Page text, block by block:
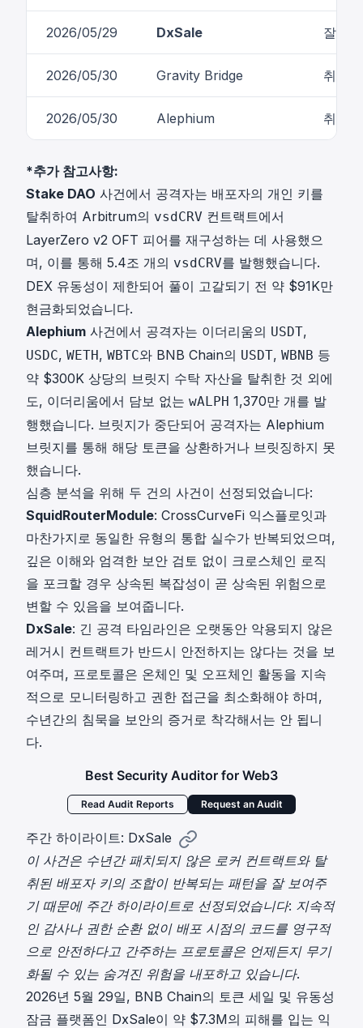
2026/05/29 DxSale 잘못
2026/05/30 Gravity Bridge 취약
2026/05/30 Alephium 취약
*추가 참고사항:
Stake DAO 사건에서 공격자는 배포자의 개인 키를
탈취하여 Arbitrum의 vsdCRV 컨트랙트에서
LayerZero v2 OFT 피어를 재구성하는 데 사용했으
며, 이를 통해 5.4조 개의 vsdCRV를 발행했습니다.
DEX 유동성이 제한되어 풀이 고갈되기 전 약 $91K만
현금화되었습니다.
Alephium 사건에서 공격자는 이더리움의 USDT,
USDC, WETH, WBTC와 BNB Chain의 USDT, WBNB 등
약 $300K 상당의 브릿지 수탁 자산을 탈취한 것 외에
도, 이더리움에서 담보 없는 wALPH 1,370만 개를 발
행했습니다. 브릿지가 중단되어 공격자는 Alephium
브릿지를 통해 해당 토큰을 상환하거나 브릿징하지 못
했습니다.
심층 분석을 위해 두 건의 사건이 선정되었습니다:
SquidRouterModule: CrossCurveFi 익스플로잇과
마찬가지로 동일한 유형의 통합 실수가 반복되었으며,
깊은 이해와 엄격한 보안 검토 없이 크로스체인 로직
을 포크할 경우 상속된 복잡성이 곧 상속된 위험으로
변할 수 있음을 보여줍니다.
DxSale: 긴 공격 타임라인은 오랫동안 악용되지 않은
레거시 컨트랙트가 반드시 안전하지는 않다는 것을 보
여주며, 프로토콜은 온체인 및 오프체인 활동을 지속
적으로 모니터링하고 권한 접근을 최소화해야 하며,
수년간의 침묵을 보안의 증거로 착각해서는 안 됩니
다.
Best Security Auditor for Web3
Read Audit Reports Request an Audit
주간 하이라이트: DxSale
이 사건은 수년간 패치되지 않은 로커 컨트랙트와 탈
취된 배포자 키의 조합이 반복되는 패턴을 잘 보여주
기 때문에 주간 하이라이트로 선정되었습니다: 지속적
인 감사나 권한 순환 없이 배포 시점의 코드를 영구적
으로 안전하다고 간주하는 프로토콜은 언제든지 무기
화될 수 있는 숨겨진 위험을 내포하고 있습니다.
2026년 5월 29일, BNB Chain의 토큰 세일 및 유동성
잠금 플랫폼인 DxSale이 약 $7.3M의 피해를 입는 익